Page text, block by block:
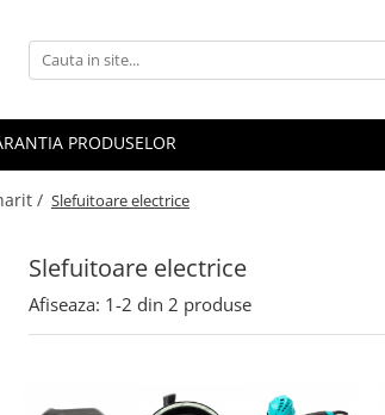
PRODUSELOR
/ Slefuitoare electrice
Slefuitoare electrice
Afiseaza: 1-2 din 2 produse